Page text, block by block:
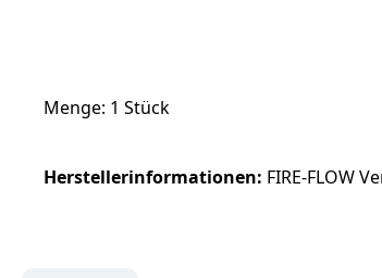
Menge: 1 Stück
Herstellerinformationen: FIRE-FLOW